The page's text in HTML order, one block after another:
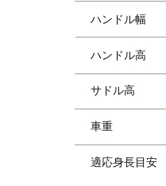
ハンドル幅
ハンドル高
サドル高
車重
適応身長目安